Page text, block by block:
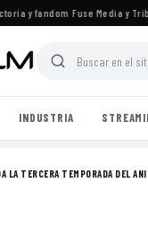
y fandom·Fuse Media y
INDUSTRIA
LA TERCERA TEMPORADA DEL